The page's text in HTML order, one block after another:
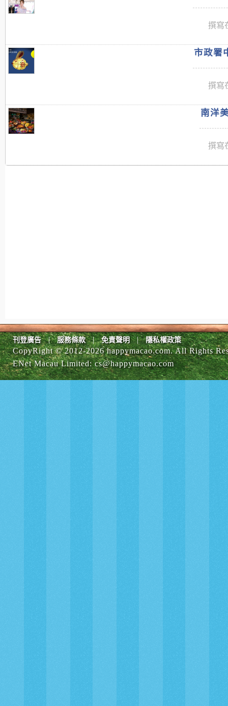
撰寫
市政署
撰寫
南洋
撰寫
刊登廣告 | 服務條款 | 免責聲明 | 隱私權政策
CopyRight © 2012-2026 happymacao.com. All Rights
ENet Macau Limited:cs@happymacao.com